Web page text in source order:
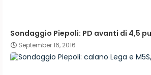
Sondaggio Piepoli: PD avanti di 4,5
September 16, 2016